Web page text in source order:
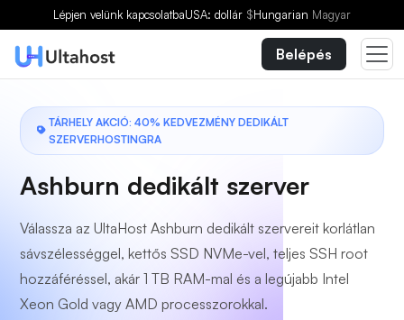
Lépjen velünk kapcsolatbaUSA: dollár $Hungarian Magyar
Belépés
TÁRHELY AKCIÓ: 40% KEDVEZMÉNY DEDIKÁLT
SZERVERHOSTINGRA
Ashburn dedikált szerver
Válassza az UltaHost Ashburn dedikált szervereit korlátlan
sávszélességgel, kettős SSD NVMe-vel, teljes SSH root
hozzáféréssel, akár 1 TB RAM-mal és a legújabb Intel
Xeon Gold vagy AMD processzorokkal.